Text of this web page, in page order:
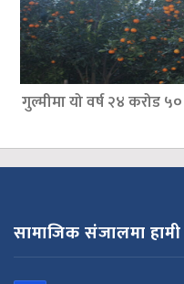
गुल्मीमा यो वर्ष २४ करोड
सामाजिक संजालमा हामी